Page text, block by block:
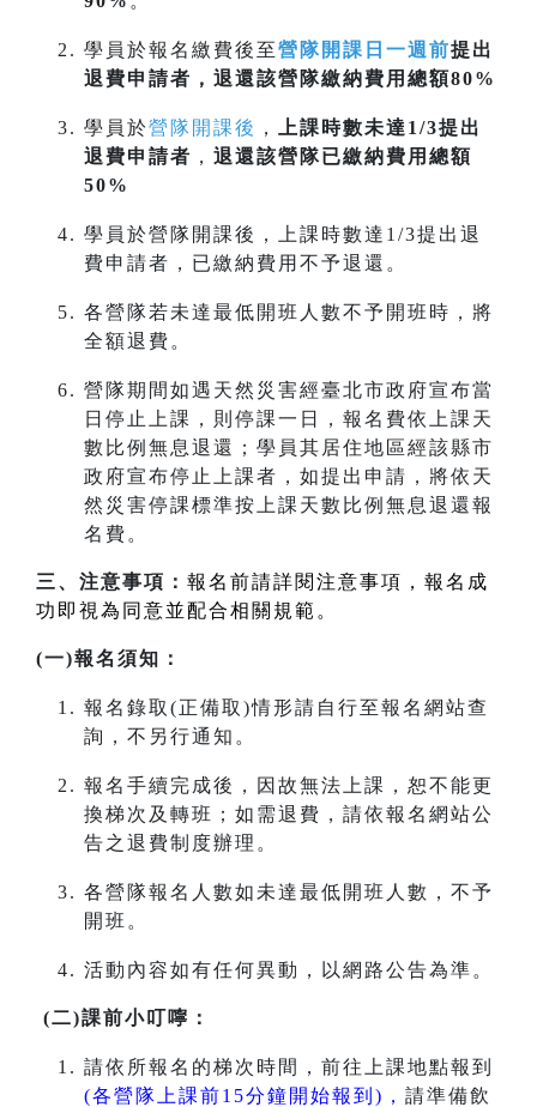
學員於報名繳費後至營隊開課日一週前提出
退費申請者，退還該營隊繳納費用總額80%
學員於營隊開課後 ，
上課時數未達1/3提出
退費申請者 ， 退還該營隊已繳納費用總額
50%
學員於營隊開課後，上課時數達1/3提出退
費申請者，已繳納費用不予退還。
各營隊若未達最低開班人數不予開班時，將
全額退費。
營隊期間如遇天然災害經臺北市政府宣布當
日停止上課，則停課一日，報名費依上課天
數比例無息退還；學員其居住地區經該縣市
政府宣布停止上課者，如提出申請，將依天
然災害停課標準按上課天數比例無息退還報
名費。
三、注意事項： 報名前請詳閱注意事項，報名成
功即視為同意並配合相關規範。
(一)報名須知：
報名錄取(正備取)情形請自行至報名網站查
詢，不另行通知。
報名手續完成後，因故無法上課，恕不能更
換梯次及轉班；如需退費，請依報名網站公
告之退費制度辦理。
各營隊報名人數如未達最低開班人數，不予
開班。
活動內容如有任何異動，以網路公告為準。
(二)課前小叮嚀：
請依所報名的梯次時間，前往上課地點報到
(各營隊上課前15分鐘開始報到)， 請準備飲